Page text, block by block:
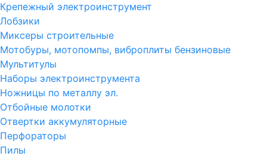
Крепежный электроинструмент
Лобзики
Миксеры строительные
Мотобуры, мотопомпы, виброплиты бензиновые
Мультитулы
Наборы электроинструмента
Ножницы по металлу эл.
Отбойные молотки
Отвертки аккумуляторные
Перфораторы
Пилы